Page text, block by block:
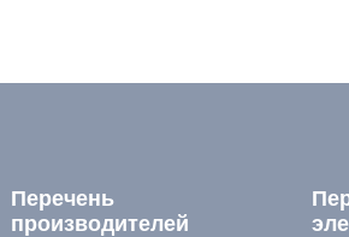
Перечень
производителей